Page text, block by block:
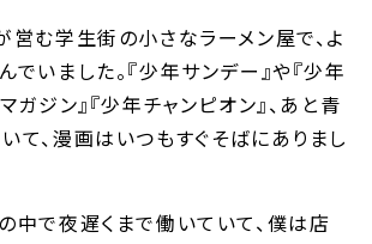
営む学生街の小さなラーメン屋で、よ
でいました。『少年サンデー』や『少年
ガジン』『少年チャンピオン』、あと青
て、漫画はいつもすぐそばにありまし
中で夜遅くまで働いていて、僕は店